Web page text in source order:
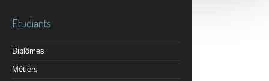
Etudiants
Diplômes
Métiers